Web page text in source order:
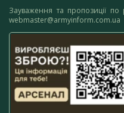
Зауваження та пропозиції по
webmaster@armyinform.com.ua